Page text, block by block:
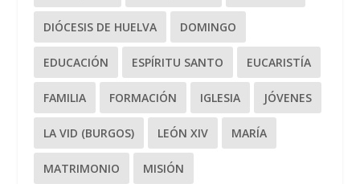
DIÓCESIS DE HUELVA DOMINGO
EDUCACIÓN ESPÍRITU SANTO EUCARISTÍA
FAMILIA FORMACIÓN IGLESIA JÓVENES
LA VID (BURGOS) LEÓN XIV MARÍA
MATRIMONIO MISIÓN